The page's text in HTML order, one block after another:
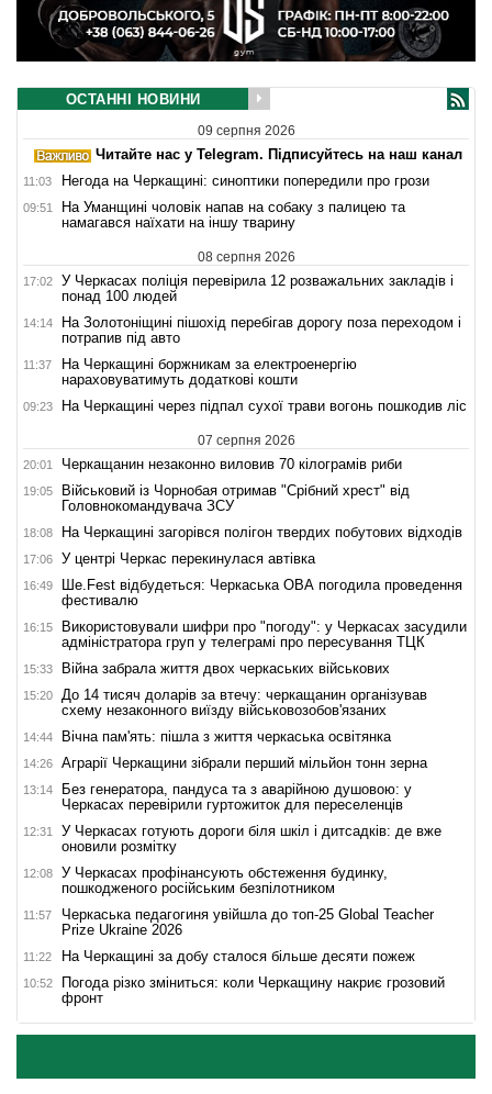
ОСТАННІ НОВИНИ
09 серпня 2026
Читайте нас у Telegram. Підписуйтесь на наш канал
11:03 Негода на Черкащині: синоптики попередили про грози
09:51
На Уманщині чоловік напав на собаку з палицею та
намагався наїхати на іншу тварину
08 серпня 2026
17:02
У Черкасах поліція перевірила 12 розважальних закладів і
понад 100 людей
14:14
На Золотоніщині пішохід перебігав дорогу поза переходом і
потрапив під авто
11:37
На Черкащині боржникам за електроенергію
нараховуватимуть додаткові кошти
09:23 На Черкащині через підпал сухої трави вогонь пошкодив ліс
07 серпня 2026
20:01 Черкащанин незаконно виловив 70 кілограмів риби
19:05
Військовий із Чорнобая отримав "Срібний хрест" від
Головнокомандувача ЗСУ
18:08 На Черкащині загорівся полігон твердих побутових відходів
17:06 У центрі Черкас перекинулася автівка
16:49
Ше.Fest відбудеться: Черкаська ОВА погодила проведення
фестивалю
16:15
Використовували шифри про "погоду": у Черкасах засудили
адміністратора груп у телеграмі про пересування ТЦК
15:33 Війна забрала життя двох черкаських військових
15:20
До 14 тисяч доларів за втечу: черкащанин організував
схему незаконного виїзду військовозобов'язаних
14:44 Вічна пам'ять: пішла з життя черкаська освітянка
14:26 Аграрії Черкащини зібрали перший мільйон тонн зерна
13:14
Без генератора, пандуса та з аварійною душовою: у
Черкасах перевірили гуртожиток для переселенців
12:31
У Черкасах готують дороги біля шкіл і дитсадків: де вже
оновили розмітку
12:08
У Черкасах профінансують обстеження будинку,
пошкодженого російським безпілотником
11:57
Черкаська педагогиня увійшла до топ-25 Global Teacher
Prize Ukraine 2026
11:22 На Черкащині за добу сталося більше десяти пожеж
10:52
Погода різко зміниться: коли Черкащину накриє грозовий
фронт